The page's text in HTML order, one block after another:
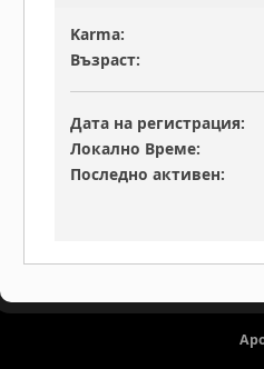
Karma:
Възраст:
Дата на регистрация:
Локално Време:
Последно активен: